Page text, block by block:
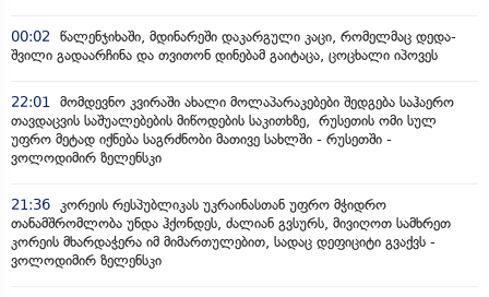
00:02
წალენჯიხაში, მდინარეში დაკარგული კაცი, რომელმაც დედა-
შვილი გადაარჩინა და თვითონ დინებამ გაიტაცა, ცოცხალი იპოვეს
22:01
მომდევნო კვირაში ახალი მოლაპარაკებები შედგება საჰაერო
თავდაცვის საშუალებების მიწოდების საკითხზე, რუსეთის ომი სულ
უფრო მეტად იქნება საგრძნობი მათივე სახლში - რუსეთში -
ვოლოდიმირ ზელენსკი
21:36
კორეის რესპუბლიკას უკრაინასთან უფრო მჭიდრო
თანამშრომლობა უნდა ჰქონდეს, ძალიან გვსურს, მივიღოთ სამხრეთ
კორეის მხარდაჭერა იმ მიმართულებით, სადაც დეფიციტი გვაქვს -
ვოლოდიმირ ზელენსკი